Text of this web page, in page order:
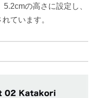
の高さに設定し、
ています。